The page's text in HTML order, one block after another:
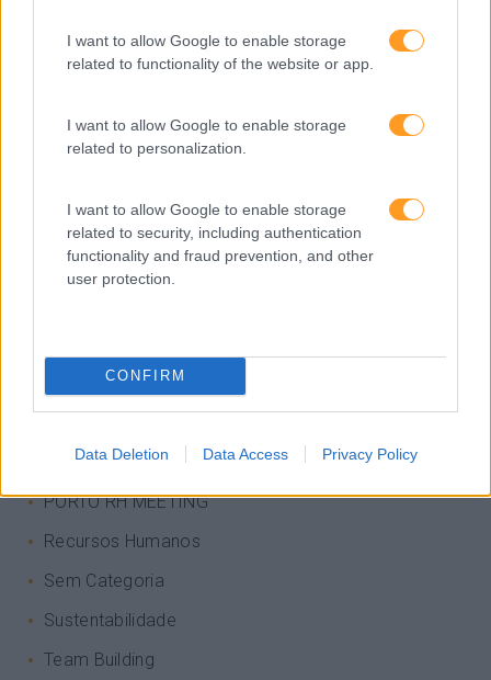
I want to allow Google to enable storage
related to functionality of the website or app.
I want to allow Google to enable storage
related to personalization.
I want to allow Google to enable storage
related to security, including authentication
functionality and fraud prevention, and other
user protection.
CONFIRM
Data Deletion Data Access Privacy Policy
Desenvolvimento De Competências
Expo RH
Inglês
Interculturalidade
Mudança
Pessoas
PORTO RH MEETING
Recursos Humanos
Sem Categoria
Sustentabilidade
Team Building